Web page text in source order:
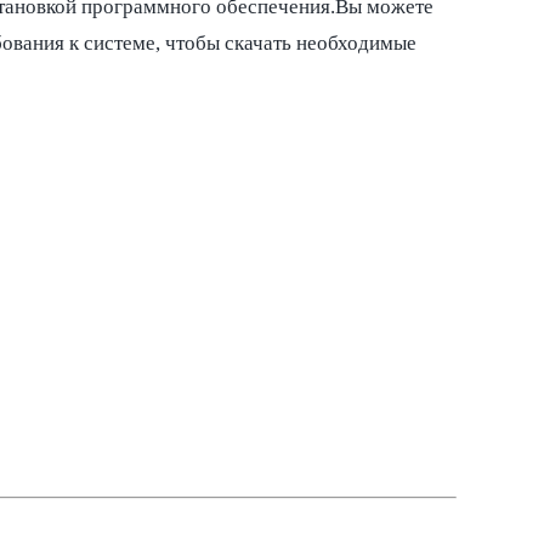
программного обеспечения.Вы можете
к системе, чтобы скачать необходимые